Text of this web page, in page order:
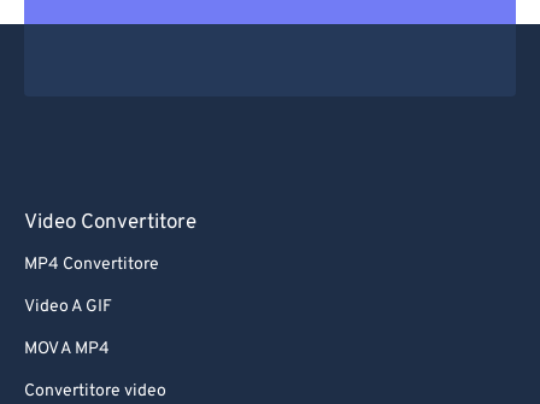
Video Convertitore
MP4 Convertitore
Video A GIF
MOV A MP4
Convertitore video